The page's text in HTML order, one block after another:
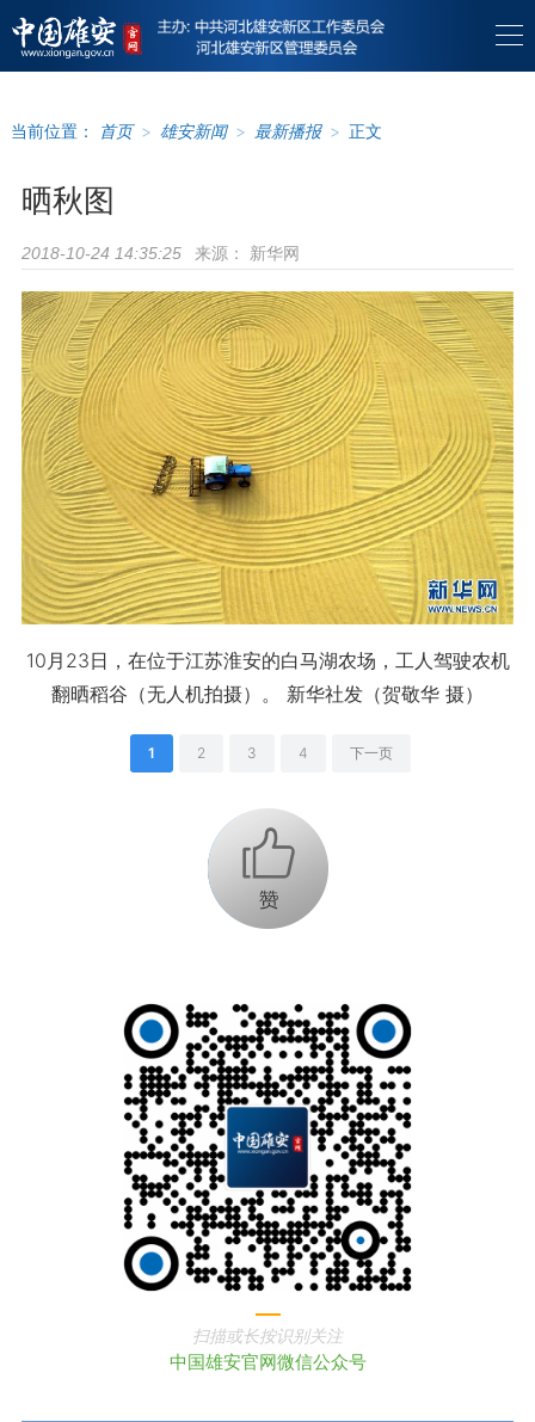
当前位置： 首页 > 雄安新闻 > 最新播报 > 正文
晒秋图
2018-10-24 14:35:25 来源： 新华网
10月23日，在位于江苏淮安的白马湖农场，工人驾驶农机
翻晒稻谷（无人机拍摄）。 新华社发（贺敬华 摄）
1 2 3 4 下一页
+1
扫描或长按识别关注
中国雄安官网微信公众号